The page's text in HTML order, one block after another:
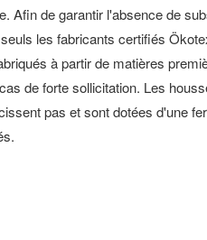
Afin de garantir l'absence de
les fabricants certifiés
à partir de matières
de forte sollicitation. Les
pas et sont dotées d'une